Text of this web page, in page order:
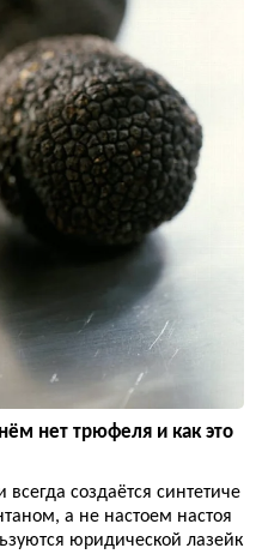
нет трюфеля и как это
создаётся синтетиче
а не настоем настоя
юридической лазейк